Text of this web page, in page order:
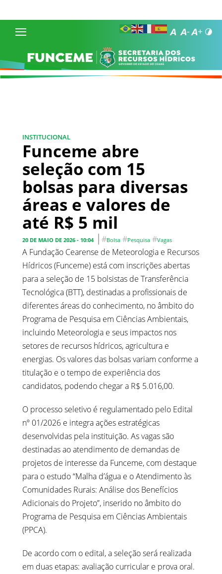
INSTITUCIONAL
Funceme abre
seleção com 15
bolsas para diversas
áreas e valores de
até R$ 5 mil
20 DE MAIO DE 2026 - 10:04 #Bolsa #Pesquisa #Vagas
A Fundação Cearense de Meteorologia e Recursos
Hídricos (Funceme) está com inscrições abertas
para a seleção de 15 bolsistas de Transferência
Tecnológica (BTT), destinadas a profissionais de
diferentes áreas do conhecimento, no âmbito do
Programa de Pesquisa em Ciências Ambientais,
incluindo Meteorologia e seus impactos nos
setores de recursos hídricos, agricultura e
energias. Os valores das bolsas variam conforme a
titulação e o tempo de experiência dos
candidatos, podendo chegar a R$ 5.016,00.
O processo seletivo é regulamentado pelo Edital
nº 01/2026 e integra ações estratégicas
desenvolvidas pela instituição. As vagas são
destinadas ao atendimento de demandas de
projetos de interesse da Funceme, com destaque
para o estudo “Malha d’água e o Atendimento às
Comunidades Rurais: Análise dos Benefícios
Adicionais do Projeto”, inserido no âmbito do
Programa de Pesquisa em Ciências Ambientais
(PPCA).
De acordo com o edital, a seleção será realizada
em duas etapas: avaliação curricular e prova oral.